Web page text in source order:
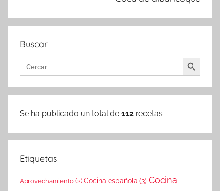
Buscar
Buscar: Botón de búsqueda
Se ha publicado un total de 112 recetas
Etiquetas
Aprovechamiento (2) Cocina española (3) Cocina